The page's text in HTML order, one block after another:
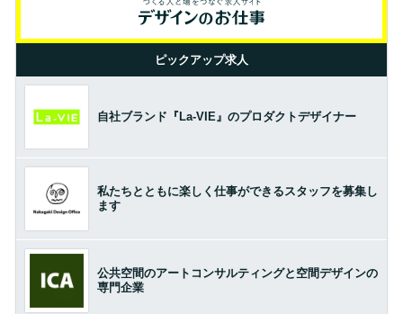
ピックアップ求人
自社ブランド『La-VIE』のプロダクトデザイナー
私たちとともに楽しく仕事ができるスタッフを募集し
ます
公共空間のアートコンサルティングと空間デザインの
専門企業